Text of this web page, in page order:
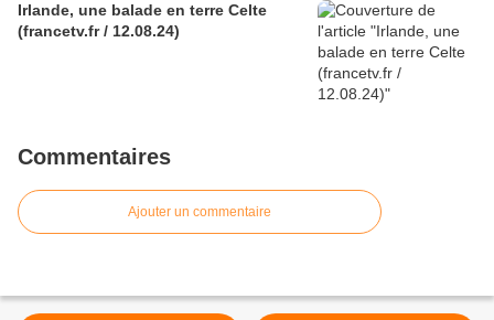
Irlande, une balade en terre Celte
(francetv.fr / 12.08.24)
Commentaires
Ajouter un commentaire